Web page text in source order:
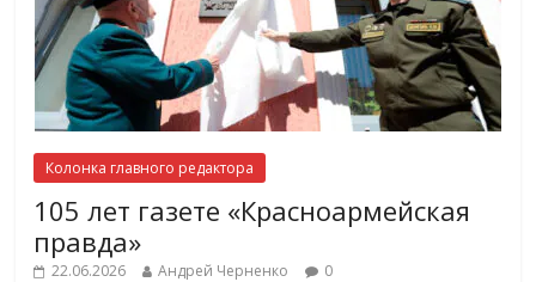
Колонка главного редактора
105 лет газете «Красноармейская
правда»
22.06.2026 Андрей Черненко 0